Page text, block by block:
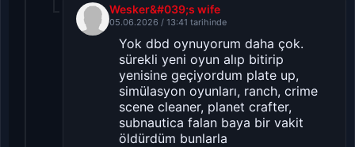
Wesker&#039;s wife
05.06.2026 / 13:41 tarihinde
Yok dbd oynuyorum daha çok.
sürekli yeni oyun alıp bitirip
yenisine geçiyordum plate up,
simülasyon oyunları, ranch, crime
scene cleaner, planet crafter,
subnautica falan baya bir vakit
öldürdüm bunlarla